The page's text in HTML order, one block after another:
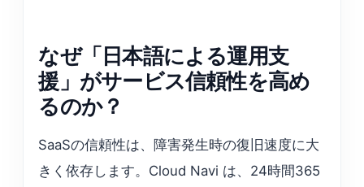
なぜ「日本語による運用支
援」がサービス信頼性を高め
るのか？
SaaSの信頼性は、障害発生時の復旧速度に大
きく依存します。Cloud Navi は、24時間365